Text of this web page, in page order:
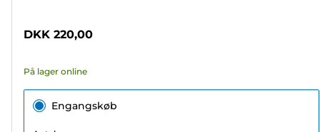
stjerner.
anmeldelser
DKK 220,00
På lager online
Engangskøb